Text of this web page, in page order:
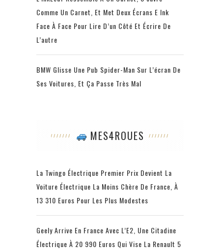
Comme Un Carnet, Et Met Deux Écrans E Ink
Face À Face Pour Lire D’un Côté Et Écrire De
L’autre
BMW Glisse Une Pub Spider-Man Sur L’écran De
Ses Voitures, Et Ça Passe Très Mal
MES4ROUES
La Twingo Électrique Premier Prix Devient La
Voiture Électrique La Moins Chère De France, À
13 310 Euros Pour Les Plus Modestes
Geely Arrive En France Avec L’E2, Une Citadine
Électrique À 20 990 Euros Qui Vise La Renault 5